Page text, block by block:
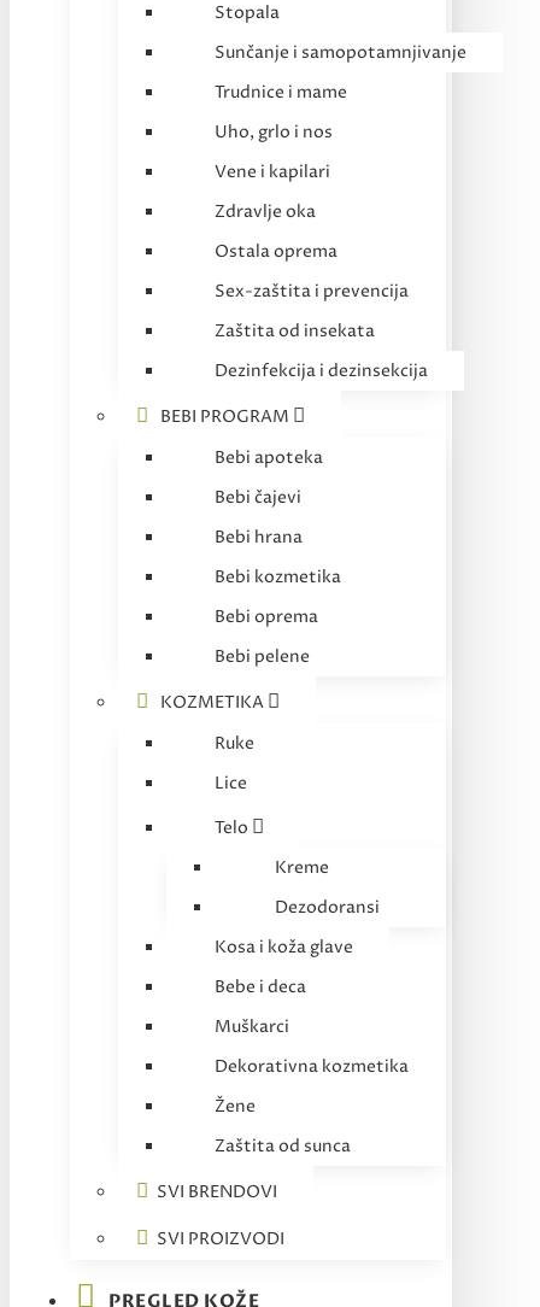
Stopala
Sunčanje i samopotamnjivanje
Trudnice i mame
Uho, grlo i nos
Vene i kapilari
Zdravlje oka
Ostala oprema
Sex-zaštita i prevencija
Zaštita od insekata
Dezinfekcija i dezinsekcija
BEBI PROGRAM
Bebi apoteka
Bebi čajevi
Bebi hrana
Bebi kozmetika
Bebi oprema
Bebi pelene
KOZMETIKA
Ruke
Lice
Telo
Kreme
Dezodoransi
Kosa i koža glave
Bebe i deca
Muškarci
Dekorativna kozmetika
Žene
Zaštita od sunca
SVI BRENDOVI
SVI PROIZVODI
PREGLED KOŽE